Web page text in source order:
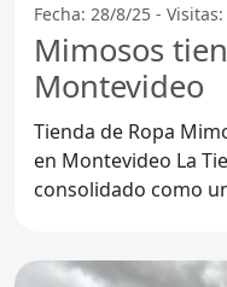
Fecha: 28/8/25 -
Mimosos
Montevideo
Tienda de Ropa
en Montevideo La Tienda de ropa Mimosos se ha
consolidado como